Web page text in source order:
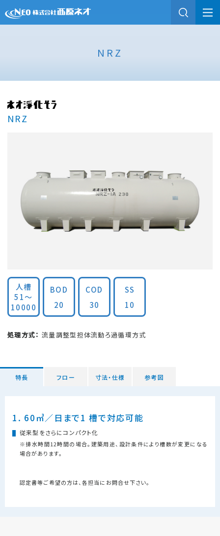
NRZ
NRZ
人槽
51〜
10000
BOD
20
COD
30
SS
10
処理方式： 流量調整型担体流動ろ過循環方式
特長 フロー 寸法・仕様 参考図
1. 60㎥／日まで1 槽で対応可能
従来型をさらにコンパクト化
※排水時間12時間の場合。建築用途、設計条件により槽数が変更になる
場合があります。
認定書等ご希望の方は、各担当にお問合せ下さい。